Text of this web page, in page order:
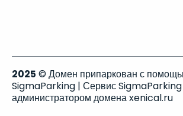
2025 © Домен припаркован с
SigmaParking | Сервис SigmaParking
администратором домена xenical.ru